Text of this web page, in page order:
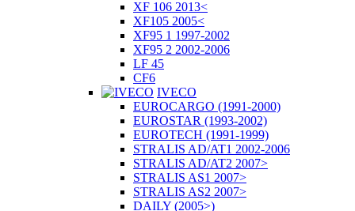
XF 106 2013<
XF105 2005<
XF95 1 1997-2002
XF95 2 2002-2006
LF 45
CF6
IVECO
EUROCARGO (1991-2000)
EUROSTAR (1993-2002)
EUROTECH (1991-1999)
STRALIS AD/AT1 2002-2006
STRALIS AD/AT2 2007>
STRALIS AS1 2007>
STRALIS AS2 2007>
DAILY (2005>)